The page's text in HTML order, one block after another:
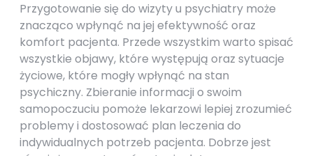
Przygotowanie się do wizyty u psychiatry może
znacząco wpłynąć na jej efektywność oraz
komfort pacjenta. Przede wszystkim warto spisać
wszystkie objawy, które występują oraz sytuacje
życiowe, które mogły wpłynąć na stan
psychiczny. Zbieranie informacji o swoim
samopoczuciu pomoże lekarzowi lepiej zrozumieć
problemy i dostosować plan leczenia do
indywidualnych potrzeb pacjenta. Dobrze jest